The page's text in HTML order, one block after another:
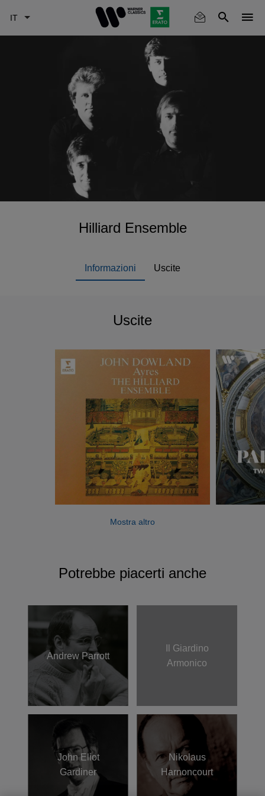
main
Hilliard Ensemble
Informazioni Uscite
Uscite
Mostra altro
Potrebbe piacerti anche
Andrew Parrott
Il Giardino
Armonico
John Eliot
Gardiner
Nikolaus
Harnoncourt